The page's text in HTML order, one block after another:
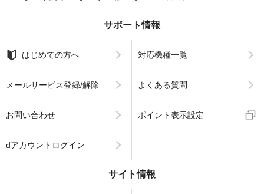
サポート情報
はじめての方へ 対応機種一覧
メールサービス登録/解除 よくある質問
お問い合わせ ポイント表示設定
dアカウントログイン
サイト情報